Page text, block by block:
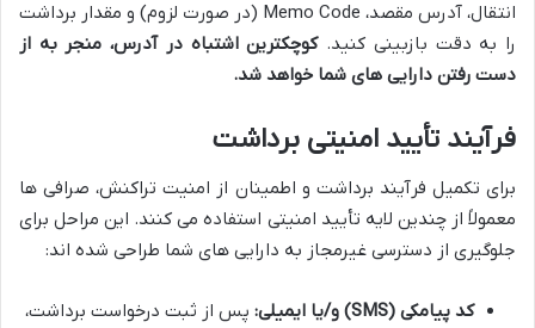
انتقال، آدرس مقصد، Memo Code (در صورت لزوم) و مقدار برداشت
را به دقت بازبینی کنید.کوچکترین اشتباه در آدرس، منجر به از
دست رفتن دارایی های شما خواهد شد.
فرآیند تأیید امنیتی برداشت
برای تکمیل فرآیند برداشت و اطمینان از امنیت تراکنش، صرافی ها
معمولاً از چندین لایه تأیید امنیتی استفاده می کنند. این مراحل برای
جلوگیری از دسترسی غیرمجاز به دارایی های شما طراحی شده اند:
کد پیامکی (SMS) و/یا ایمیلی:
پس از ثبت درخواست برداشت،